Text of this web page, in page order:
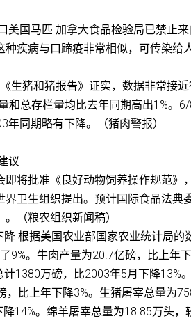
美国马匹 加拿大食品检验局已禁止
种疾病与口蹄疫非常相似，可传染给
生猪和猪报告》证实，数据非常接
和总存栏量均比去年同期高出1%。
年同期略有下降。（猪肉警报）
议
即将批准《良好动物饲养操作规范
界卫生组织提出。预计国际食品法
（粮农组织新闻稿）
降 根据美国农业部国家农业统计局
9%。牛肉产量为20.7亿磅，比上年
1380万磅，比2003年5月下降13%
，比上年下降3%。生猪屠宰总量为
14%。绵羊屠宰总量为18.85万头，